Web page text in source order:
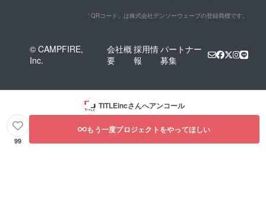
「QRコード」は株式会社デンソーウェーブの登録商標です。
© CAMPFIRE,
Inc.
会社概
要
採用情
報
パートナー
募集
TITLEincさんへアンコール
99
もう一度プロジェクトをやってほしい